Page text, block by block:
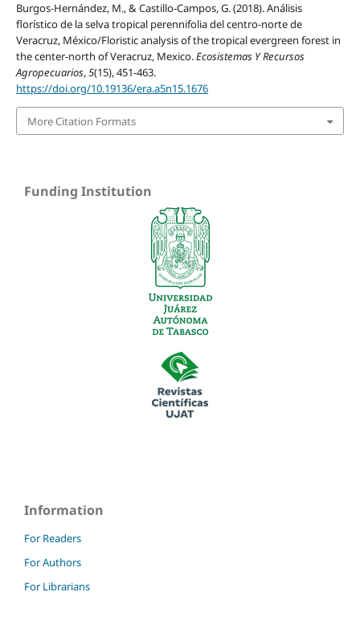
Burgos-Hernández, M., & Castillo-Campos, G. (2018). Análisis
florístico de la selva tropical perennifolia del centro-norte de
Veracruz, México/Floristic analysis of the tropical evergreen forest in
the center-north of Veracruz, Mexico.Ecosistemas Y Recursos
Agropecuarios,5(15), 451-463.
https://doi.org/10.19136/era.a5n15.1676
More Citation Formats
Funding Institution
Information
For Readers
For Authors
For Librarians